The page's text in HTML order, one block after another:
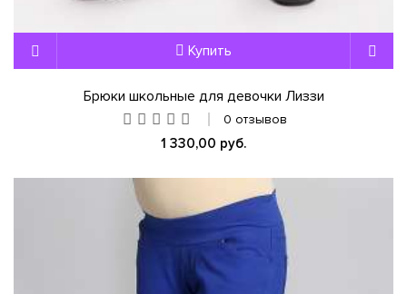
Купить
Брюки школьные для девочки Лиззи
0 отзывов
1 330,00 руб.